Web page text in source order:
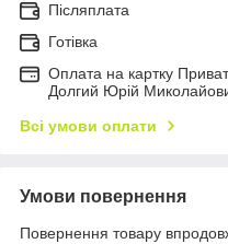
Післяплата
Готівка
Оплата на картку
Долгий Юрій
Всі умови оплати
Умови повернення
Повернення товару